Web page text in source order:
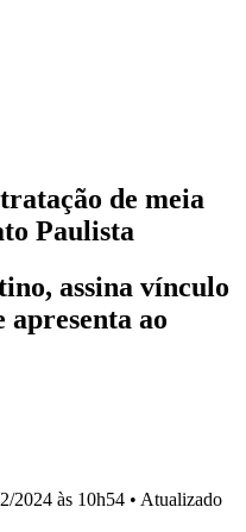
de meia
Paulista
assina vínculo
apresenta ao
2024 às 10h54 • Atualizado